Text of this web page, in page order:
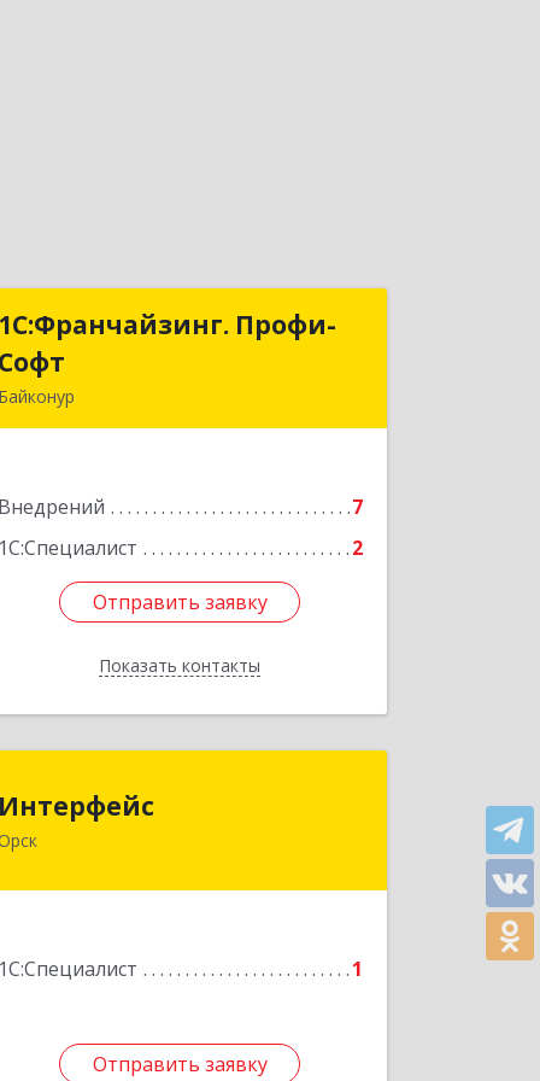
1С:Франчайзинг. Профи-
Софт
Байконур
Внедрений
7
1С:Специалист
2
Отправить заявку
Показать контакты
1С:Франчайзинг. Профи-
Подробнее
Отправить заявку
Назад
Интерфейс
1С:Специалист 1
Отправить заявку
Отправить заявку